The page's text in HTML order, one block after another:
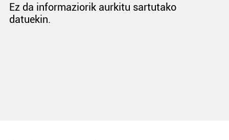
Ez da informaziorik aurkitu sartutako
datuekin.